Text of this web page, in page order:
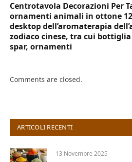
Centrotavola Decorazioni Per
ornamenti animali in ottone
desktop dell’aromaterapia
zodiaco cinese, tra cui
spar, ornamenti
Comments are closed.
ARTICOLI RECENTI
13 Novembre 2025